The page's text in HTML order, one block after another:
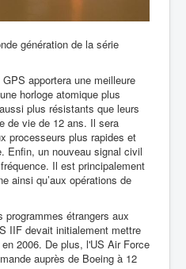
génération de la série
apportera une meilleure
horloge atomique plus
plus résistants que leurs
de vie de 12 ans. Il sera
processeurs plus rapides et
Enfin, un nouveau signal civil
Il est principalement
ainsi qu’aux opérations de
étrangers aux
IIF devait initialement mettre
2006. De plus, l'US Air Force
auprès de Boeing à 12